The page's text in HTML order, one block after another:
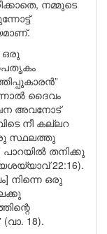
നമ്മുടെ
ഒരു
ദൈവം
അവനോട്
നീ കല്ലറ
സ്ഥലത്തു
തനിക്കു
22:16).
നിന്നെ ഒരു
18).